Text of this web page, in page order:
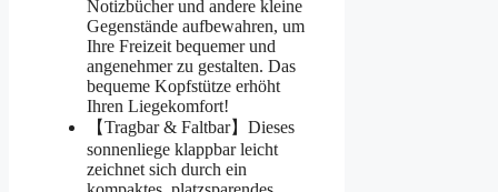
Notizbücher und andere kleine
Gegenstände aufbewahren, um
Ihre Freizeit bequemer und
angenehmer zu gestalten. Das
bequeme Kopfstütze erhöht
Ihren Liegekomfort!
【Tragbar & Faltbar】Dieses
sonnenliege klappbar leicht
zeichnet sich durch ein